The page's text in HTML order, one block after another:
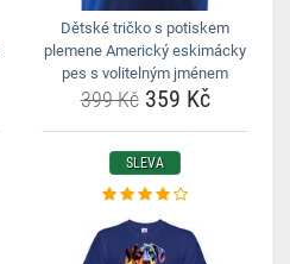
Dětské tričko s potiskem
plemene Americký eskimácky
pes s volitelným jménem
399 Kč359 Kč
SLEVA